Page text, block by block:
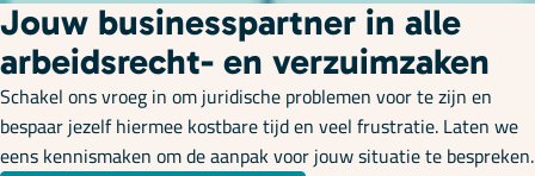
Jouw businesspartner in alle
arbeidsrecht- en verzuimzaken
Schakel ons vroeg in om juridische problemen voor te zijn en
bespaar jezelf hiermee kostbare tijd en veel frustratie. Laten we
eens kennismaken om de aanpak voor jouw situatie te bespreken.